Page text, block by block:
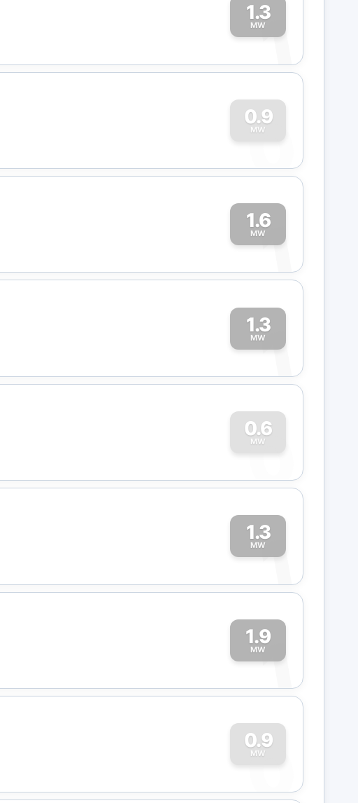
1.3
MW
1
0.9
MW
0
1.6
MW
1
1.3
MW
1
0.6
MW
0
1.3
MW
1
1.9
MW
1
0.9
MW
0